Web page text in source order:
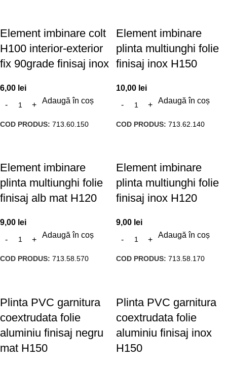
Element imbinare colt
H100 interior-exterior
fix 90grade finisaj inox
6,00 lei
Adaugă în coș
COD PRODUS: 713.60.150
Element imbinare
plinta multiunghi folie
finisaj inox H150
10,00 lei
Adaugă în coș
COD PRODUS: 713.62.140
Element imbinare
plinta multiunghi folie
finisaj alb mat H120
9,00 lei
Adaugă în coș
COD PRODUS: 713.58.570
Element imbinare
plinta multiunghi folie
finisaj inox H120
9,00 lei
Adaugă în coș
COD PRODUS: 713.58.170
Plinta PVC garnitura
coextrudata folie
aluminiu finisaj negru
mat H150
Plinta PVC garnitura
coextrudata folie
aluminiu finisaj inox
H150